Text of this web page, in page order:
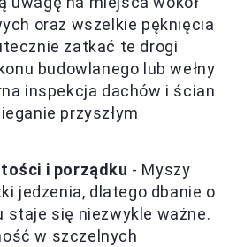
oraz wszelkie pęknięcia
zatkać te drogi
budowlanego lub wełny
inspekcja dachów i ścian
przyszłym
i porządku - Myszy
jedzenia, dlatego dbanie o
staje się niezwykle ważne.
w szczelnych